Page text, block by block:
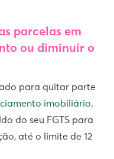
parcelas em
ou diminuir o
para quitar parte
imobiliário.
do seu FGTS para
até o limite de 12